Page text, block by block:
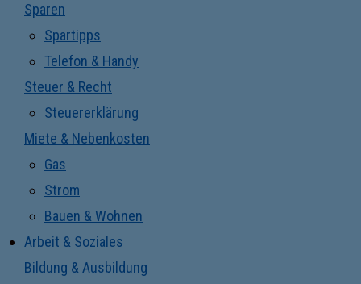
Sparen
Spartipps
Telefon & Handy
Steuer & Recht
Steuererklärung
Miete & Nebenkosten
Gas
Strom
Bauen & Wohnen
Arbeit & Soziales
Bildung & Ausbildung